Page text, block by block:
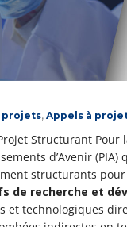
projets, Appels à
Structurant
d’Avenir
structurants
de recherche et
et technologiques